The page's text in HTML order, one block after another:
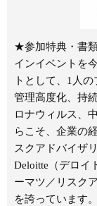
★参加特典・書
インイベントを
トとして、1人
管理高度化、持
ロナウィルス、
らこそ、企業の
スクアドバイザ
Deloitte（デロイ
ーマツ／リスク
を誇っています